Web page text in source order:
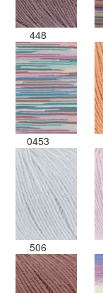
448
0453
506